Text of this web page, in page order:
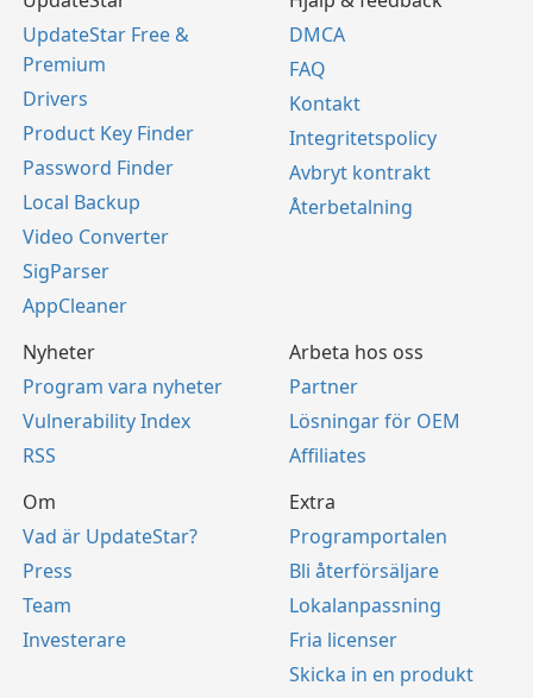
UpdateStar Free &
Premium
Drivers
Product Key Finder
Password Finder
Local Backup
Video Converter
SigParser
AppCleaner
DMCA
FAQ
Kontakt
Integritetspolicy
Avbryt kontrakt
Återbetalning
Nyheter
Program vara nyheter
Vulnerability Index
RSS
Arbeta hos oss
Partner
Lösningar för OEM
Affiliates
Om
Vad är UpdateStar?
Press
Team
Investerare
Extra
Programportalen
Bli återförsäljare
Lokalanpassning
Fria licenser
Skicka in en produkt